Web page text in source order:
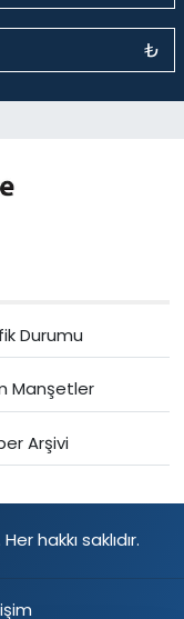
₺
Durumu
Manşetler
Arşivi
hakkı saklıdır.